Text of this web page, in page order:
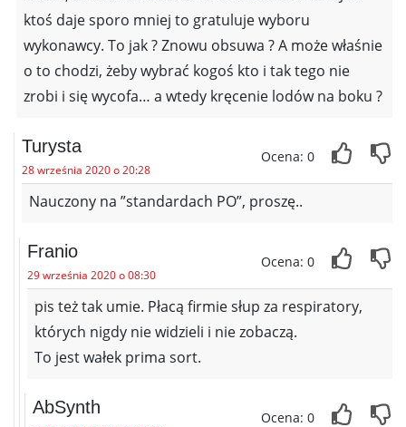
ktoś daje sporo mniej to gratuluje wyboru
wykonawcy. To jak ? Znowu obsuwa ? A może właśnie
o to chodzi, żeby wybrać kogoś kto i tak tego nie
zrobi i się wycofa… a wtedy kręcenie lodów na boku ?
Turysta
28 września 2020 o 20:28
Ocena: 0
Nauczony na ”standardach PO”, proszę..
Franio
29 września 2020 o 08:30
Ocena: 0
pis też tak umie. Płacą firmie słup za respiratory,
których nigdy nie widzieli i nie zobaczą.
To jest wałek prima sort.
AbSynth
Ocena: 0